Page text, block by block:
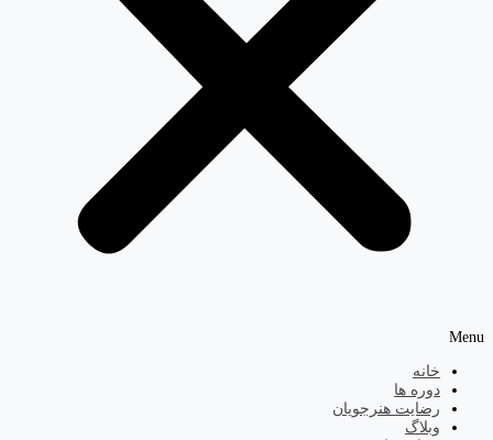
Menu
خانه
دوره ها
رضایت هنرجویان
وبلاگ